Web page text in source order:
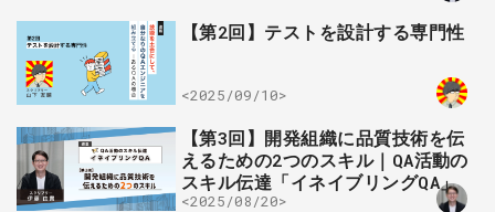
【第2回】テストを設計する専門性
<2025/09/10>
【第3回】開発組織に品質技術を伝
えるための2つのスキル｜QA活動の
スキル伝達「イネイブリングQA」
<2025/08/20>